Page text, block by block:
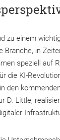
zu einem
Branche, in
speziell auf
die KI-
den
D. Little,